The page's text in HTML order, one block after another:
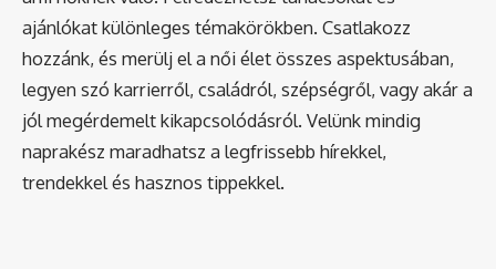
ajánlókat különleges témakörökben. Csatlakozz
hozzánk, és merülj el a női élet összes aspektusában,
legyen szó karrierről, családról, szépségről, vagy akár a
jól megérdemelt kikapcsolódásról. Velünk mindig
naprakész maradhatsz a legfrissebb hírekkel,
trendekkel és hasznos tippekkel.